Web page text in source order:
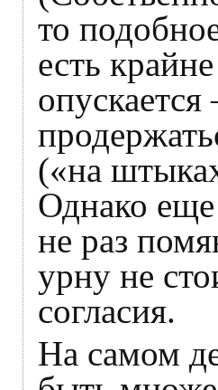
то
есть
(«на
Однако еще
не раз
урну не
согласия.
На самом